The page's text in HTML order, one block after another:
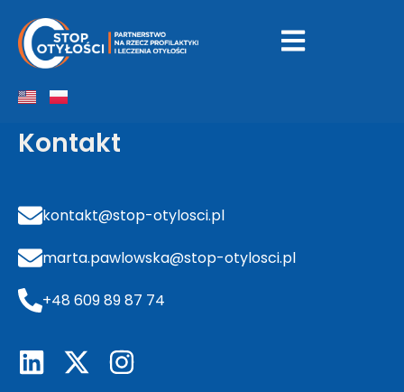
KUPS
Kontakt
kontakt@stop-otylosci.pl
marta.pawlowska@stop-otylosci.pl
+48 609 89 87 74